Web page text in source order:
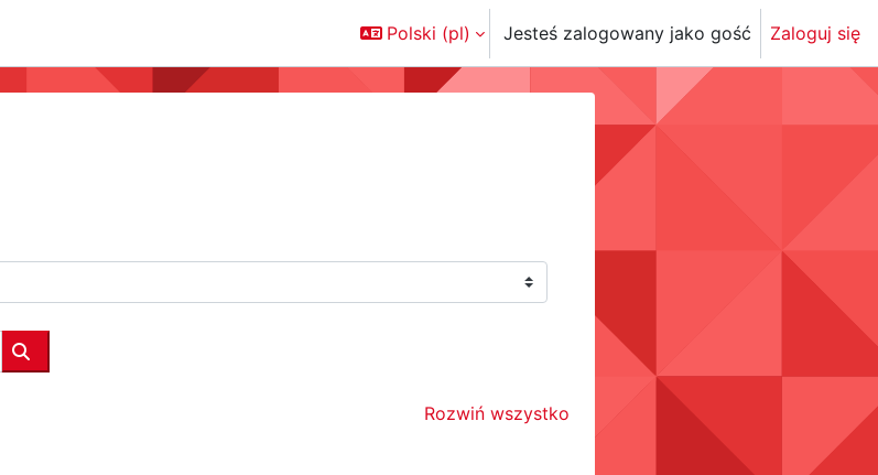
Polski ‎(pl)‎ Jesteś zalogowany jako gość Zaloguj się
Wyszukaj kursy
Rozwiń wszystko